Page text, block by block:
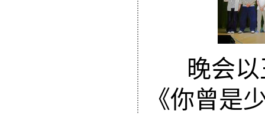
晚会以
《你曾是